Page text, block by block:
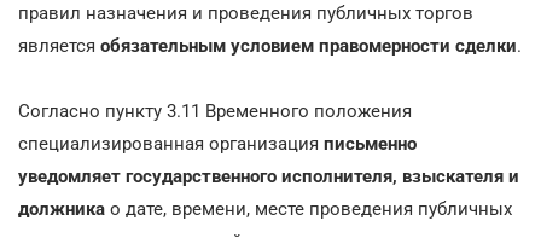
правил назначения и проведения публичных торгов
является обязательным условием правомерности сделки.
Согласно пункту 3.11 Временного положения
специализированная организация письменно
уведомляет государственного исполнителя, взыскателя и
должника о дате, времени, месте проведения публичных